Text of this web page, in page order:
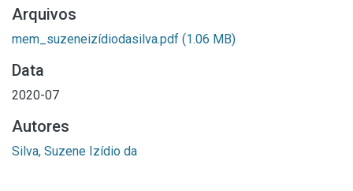
Arquivos
mem_suzeneizídiodasilva.pdf (1.06 MB)
Data
2020-07
Autores
Silva, Suzene Izídio da